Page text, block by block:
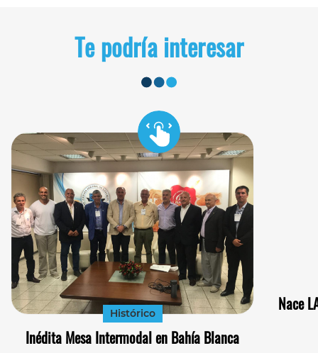
Te podría interesar
Histórico
Inédita Mesa Intermodal en Bahía Blanca
Nace